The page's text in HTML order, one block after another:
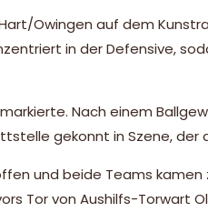
Owingen auf dem
in der Defensive,
Nach einem
gekonnt in Szene, der
und beide Teams
Tor von Aushilfs-Torwart